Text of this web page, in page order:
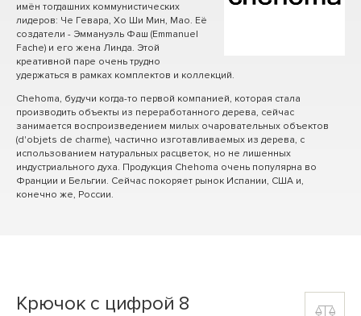
имён тогдашних коммунистических
лидеров: Че Гевара, Хо Ши Мин, Мао. Её
создатели - Эммануэль Фаш (Emmanuel
Fache) и его жена Линда. Этой
креативной паре очень трудно
удержаться в рамках комплектов и коллекций.
Chehoma, будучи когда-то первой компанией, которая стала
производить объекты из переработанного дерева, сейчас
занимается воспроизведением милых очаровательных объектов
(d'objets de charme), частично изготавливаемых из дерева, с
использованием натуральных расцветок, но не лишенных
индустриального духа. Продукция Chehoma очень популярна во
Франции и Бельгии. Сейчас покоряет рынок Испании, США и,
конечно же, России.
Крючок с цифрой 8